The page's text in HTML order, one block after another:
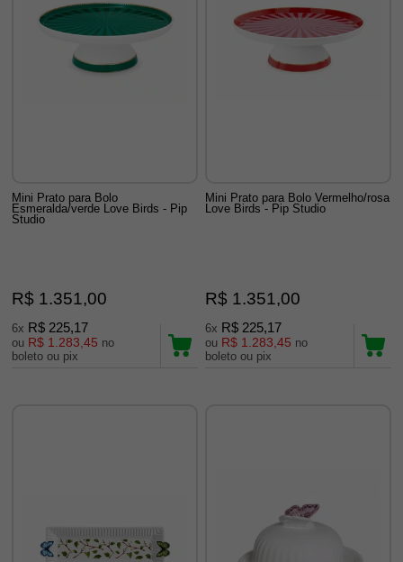
Mini Prato para Bolo
Esmeralda/verde Love Birds - Pip
Studio
R$ 1.351,00
6x R$ 225,17
ou R$ 1.283,45 no
boleto ou pix
Mini Prato para Bolo Vermelho/rosa
Love Birds - Pip Studio
R$ 1.351,00
6x R$ 225,17
ou R$ 1.283,45 no
boleto ou pix